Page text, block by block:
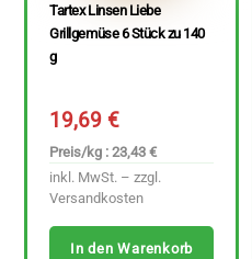
Tartex Linsen Liebe
Grillgemüse 6 Stück zu 140
g
19,69€
Preis/kg : 23,43 €
inkl. MwSt. – zzgl.
Versandkosten
In den Warenkorb